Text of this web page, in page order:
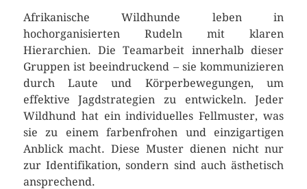
Afrikanische Wildhunde leben in
hochorganisierten Rudeln mit klaren
Hierarchien. Die Teamarbeit innerhalb dieser
Gruppen ist beeindruckend – sie kommunizieren
durch Laute und Körperbewegungen, um
effektive Jagdstrategien zu entwickeln. Jeder
Wildhund hat ein individuelles Fellmuster, was
sie zu einem farbenfrohen und einzigartigen
Anblick macht. Diese Muster dienen nicht nur
zur Identifikation, sondern sind auch ästhetisch
ansprechend.